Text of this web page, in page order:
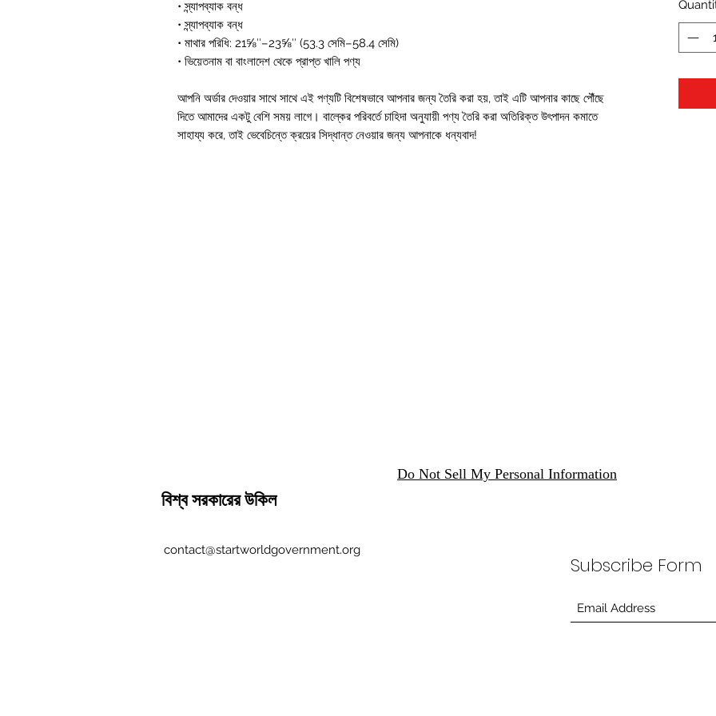
• স্ন্যাপব্যাক বন্ধ
• স্ন্যাপব্যাক বন্ধ
• মাথার পরিধি: 21⅝″–23⅝″ (53.3 সেমি–58.4 সেমি)
• ভিয়েতনাম বা বাংলাদেশ থেকে প্রাপ্ত খালি পণ্য
আপনি অর্ডার দেওয়ার সাথে সাথে এই পণ্যটি বিশেষভাবে আপনার জন্য তৈরি করা হয়, তাই এটি আপনার কাছে পৌঁছে
দিতে আমাদের একটু বেশি সময় লাগে। বাল্কের পরিবর্তে চাহিদা অনুযায়ী পণ্য তৈরি করা অতিরিক্ত উৎপাদন কমাতে
সাহায্য করে, তাই ভেবেচিন্তে ক্রয়ের সিদ্ধান্ত নেওয়ার জন্য আপনাকে ধন্যবাদ!
Do Not Sell My Personal Information
বিশ্ব সরকারের উকিল
contact@startworldgovernment.org
Subscribe Form